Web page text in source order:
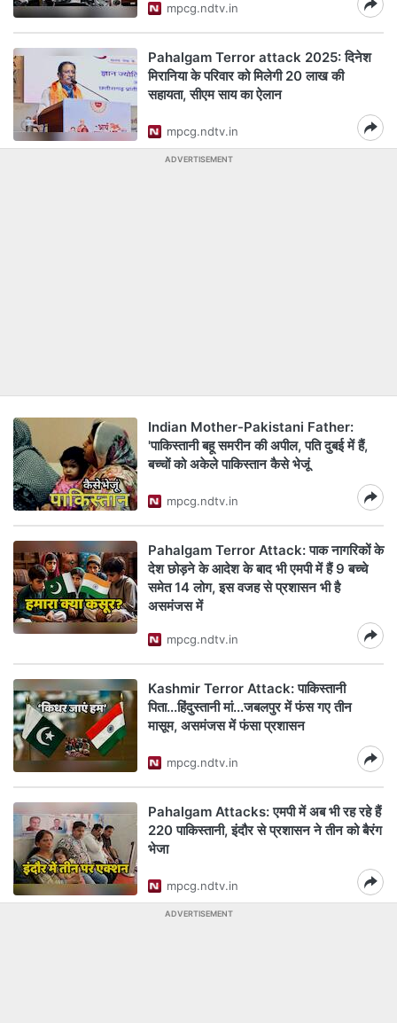
mpcg.ndtv.in
Pahalgam Terror attack 2025: दिनेश
मिरानिया के परिवार को मिलेगी 20 लाख की
सहायता, सीएम साय का ऐलान
mpcg.ndtv.in
ADVERTISEMENT
Indian Mother-Pakistani Father:
'पाकिस्तानी बहू समरीन की अपील, पति दुबई में हैं,
बच्चों को अकेले पाकिस्तान कैसे भेजूं
mpcg.ndtv.in
Pahalgam Terror Attack: पाक नागरिकों के
देश छोड़ने के आदेश के बाद भी एमपी में हैं 9 बच्चे
समेत 14 लोग, इस वजह से प्रशासन भी है
असमंजस में
mpcg.ndtv.in
Kashmir Terror Attack: पाकिस्तानी
पिता...हिंदुस्तानी मां...जबलपुर में फंस गए तीन
मासूम, असमंजस में फंसा प्रशासन
mpcg.ndtv.in
Pahalgam Attacks: एमपी में अब भी रह रहे हैं
220 पाकिस्तानी, इंदौर से प्रशासन ने तीन को बैरंग
भेजा
mpcg.ndtv.in
ADVERTISEMENT